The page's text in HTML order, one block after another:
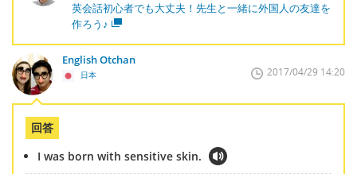
英会話初心者でも大丈夫！先生と一緒に外国人の友達を
作ろう♪
English Otchan
日本 2017/04/29 14:20
回答
I was born with sensitive skin.